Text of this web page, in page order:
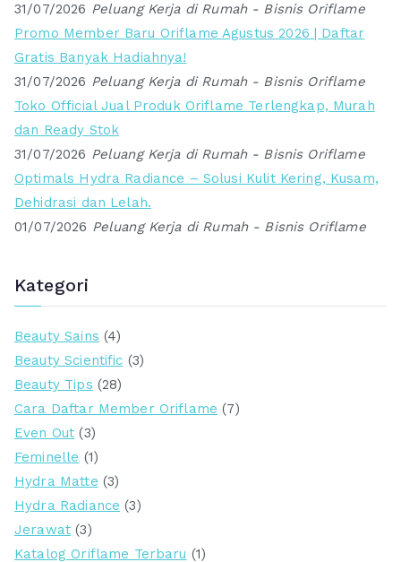
31/07/2026 Peluang Kerja di Rumah - Bisnis Oriflame
Promo Member Baru Oriflame Agustus 2026 | Daftar
Gratis Banyak Hadiahnya!
31/07/2026 Peluang Kerja di Rumah - Bisnis Oriflame
Toko Official Jual Produk Oriflame Terlengkap, Murah
dan Ready Stok
31/07/2026 Peluang Kerja di Rumah - Bisnis Oriflame
Optimals Hydra Radiance – Solusi Kulit Kering, Kusam,
Dehidrasi dan Lelah.
01/07/2026 Peluang Kerja di Rumah - Bisnis Oriflame
Kategori
Beauty Sains (4)
Beauty Scientific (3)
Beauty Tips (28)
Cara Daftar Member Oriflame (7)
Even Out (3)
Feminelle (1)
Hydra Matte (3)
Hydra Radiance (3)
Jerawat (3)
Katalog Oriflame Terbaru (1)